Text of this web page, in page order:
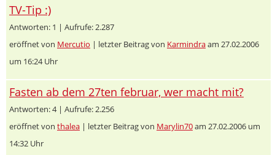
TV-Tip :)
Antworten: 1 | Aufrufe: 2.287
eröffnet von Mercutio | letzter Beitrag von Karmindraam 27.02.2006
um 16:24 Uhr
Fasten ab dem 27ten februar, wer macht mit?
Antworten: 4 | Aufrufe: 2.256
eröffnet von thalea | letzter Beitrag von Marylin70am 27.02.2006 um
14:32 Uhr